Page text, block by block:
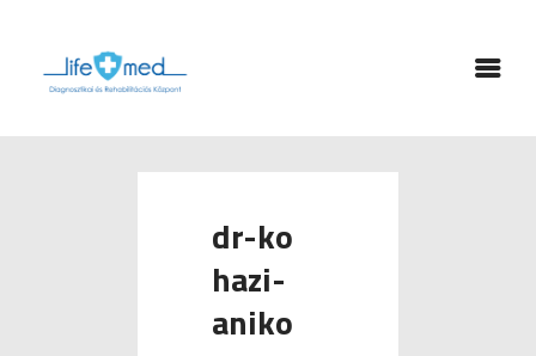
dr-ko
hazi-
aniko
FIZIKOTERÁPIA